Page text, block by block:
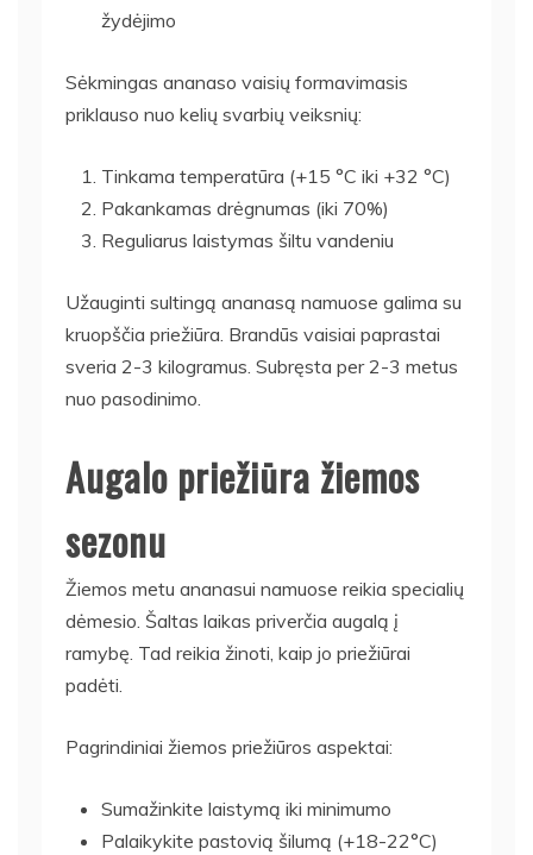
žydėjimo
Sėkmingas ananaso vaisių formavimasis
priklauso nuo kelių svarbių veiksnių:
Tinkama temperatūra (+15 °C iki +32 °C)
Pakankamas drėgnumas (iki 70%)
Reguliarus laistymas šiltu vandeniu
Užauginti sultingą ananasą namuose galima su
kruopščia priežiūra. Brandūs vaisiai paprastai
sveria 2-3 kilogramus. Subręsta per 2-3 metus
nuo pasodinimo.
Augalo priežiūra žiemos
sezonu
Žiemos metu ananasui namuose reikia specialių
dėmesio. Šaltas laikas priverčia augalą į
ramybę. Tad reikia žinoti, kaip jo priežiūrai
padėti.
Pagrindiniai žiemos priežiūros aspektai:
Sumažinkite laistymą iki minimumo
Palaikykite pastovią šilumą (+18-22°C)